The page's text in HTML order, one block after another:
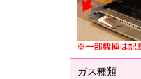
ガス種類